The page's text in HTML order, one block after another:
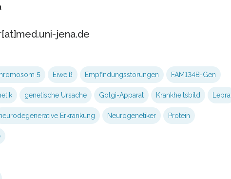
jena.de
5 Eiweiß Empfindungsstörungen FAM134B-Gen
genetische Ursache Golgi-Apparat Krankheitsbild Lepra
Erkrankung Neurogenetiker Protein